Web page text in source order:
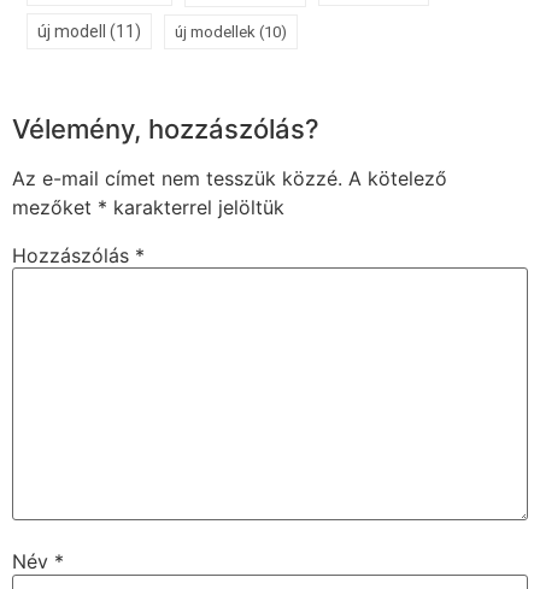
új modell (11) új modellek (10)
Vélemény, hozzászólás?
Az e-mail címet nem tesszük közzé. A kötelező
mezőket * karakterrel jelöltük
Hozzászólás *
Név *